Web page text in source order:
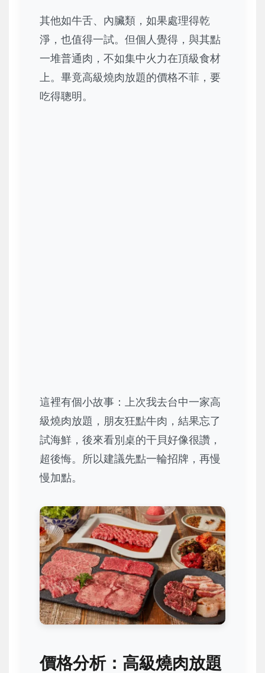
其他如牛舌、內臟類，如果處理得乾
淨，也值得一試。但個人覺得，與其點
一堆普通肉，不如集中火力在頂級食材
上。畢竟高級燒肉放題的價格不菲，要
吃得聰明。
這裡有個小故事：上次我去台中一家高
級燒肉放題，朋友狂點牛肉，結果忘了
試海鮮，後來看別桌的干貝好像很讚，
超後悔。所以建議先點一輪招牌，再慢
慢加點。
價格分析：高級燒肉放題